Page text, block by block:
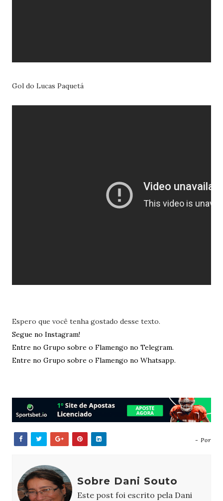
Gol do Lucas Paquetá
Espero que você tenha gostado desse texto.
Segue no Instagram!
Entre no Grupo sobre o Flamengo no Telegram.
Entre no Grupo sobre o Flamengo no Whatsapp.
- Por
Sobre Dani Souto
Este post foi escrito pela Dani